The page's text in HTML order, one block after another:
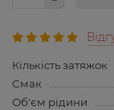
Кількість затяжок
Смак
Об'єм рідини